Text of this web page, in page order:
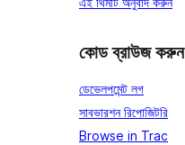
কোড ব্রাউজ করুন
ডেভেলপমেন্ট লগ
সাবভারশন রিপোজিটরি
Browse in Trac